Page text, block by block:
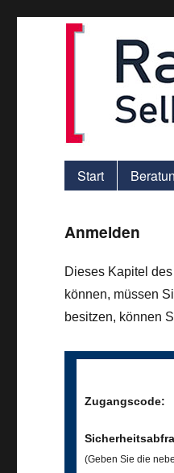
ver.di-Beratung für
Start
Anmelden
Dieses Kapitel
können, müssen
besitzen, können
Zugangscode:
(Geben Sie die